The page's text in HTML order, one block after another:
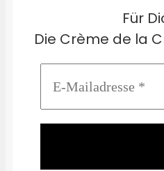
Für
Die Crème de la